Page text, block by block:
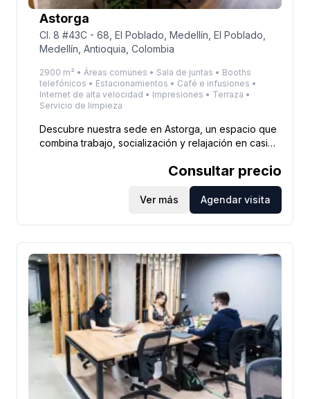
Astorga
Cl. 8 #43C - 68, El Poblado, Medellín, El Poblado,
Medellín, Antioquia, Colombia
2900 m² • Áreas comunes • Sala de juntas • Booths
telefónicos • Estacionamientos • Café e infusiones •
Internet de alta velocidad • Impresiones • Terraza •
Servicio de limpieza
Descubre nuestra sede en Astorga, un espacio que
combina trabajo, socialización y relajación en casi
espectacular terraza al aire libre con vistas
panorámicas y un entorno natural único. Ubicada en
una zona de fácil acceso, a pocas cuadras del
metro, rodeada de parques y la exclusiva Milla de
Oro. Con un ambiente dinámico y una variada oferta
gastronómica cercana, Astorga te ofrece el
equilibrio perfecto entre profesionalismo y un
entorno excitante.
Consultar precio
Ver más Agendar visita